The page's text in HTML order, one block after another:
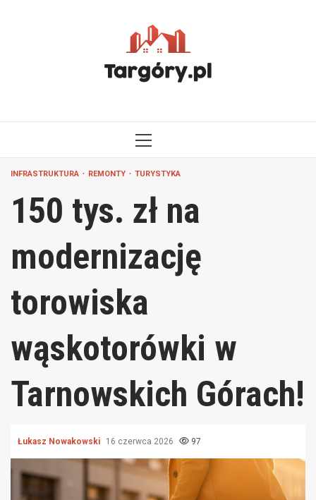
MENU
INFRASTRUKTURA REMONTY TURYSTYKA
150 tys. zł na
modernizację
torowiska
wąskotorówki w
Tarnowskich Górach!
Łukasz Nowakowski 16 czerwca 2026 97